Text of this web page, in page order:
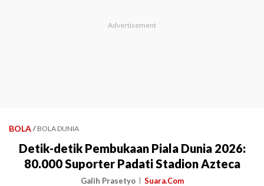
BOLA / BOLA DUNIA
Detik-detik Pembukaan Piala Dunia 2026:
80.000 Suporter Padati Stadion Azteca
Galih Prasetyo Suara.Com